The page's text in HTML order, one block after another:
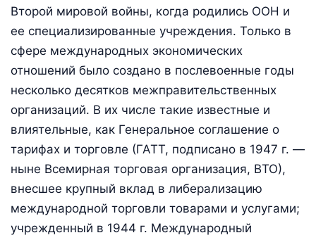
Второй мировой войны, когда родились ООН и
ее специализированные учреждения. Только в
сфере международных экономических
отношений было создано в послевоенные годы
несколько десятков межправительственных
организаций. В их числе такие известные и
влиятельные, как Генеральное соглашение о
тарифах и торговле (ГАТТ, подписано в 1947 г. —
ныне Всемирная торговая организация, ВТО),
внесшее крупный вклад в либерализацию
международной торговли товарами и услугами;
учрежденный в 1944 г. Международный